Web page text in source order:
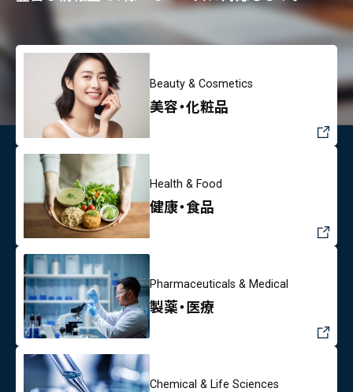
Beauty & Cosmetics
美容・化粧品
Health & Food
健康・食品
Pharmaceuticals & Medical
製薬・医療
Chemical & Life Sciences